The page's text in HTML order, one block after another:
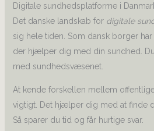
Digitale sundhedsplatforme i
Det danske landskab for digitale
sig hele tiden. Som dansk borger
der hjælper dig med din sundhed.
med sundhedsvæsenet.
At kende forskellen mellem
vigtigt. Det hjælper dig med at finde
Så sparer du tid og får hurtige svar.